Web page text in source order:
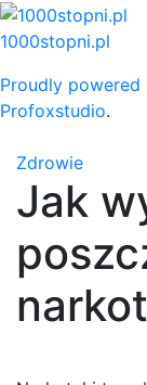
Skip
to
1000stopni.pl
Proudly powered
Profoxstudio.
Zdrowie
Jak